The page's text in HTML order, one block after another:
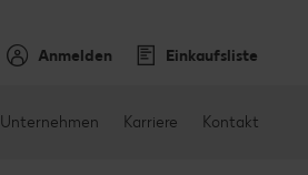
Anmelden Einkaufsliste
Unternehmen Karriere Kontakt